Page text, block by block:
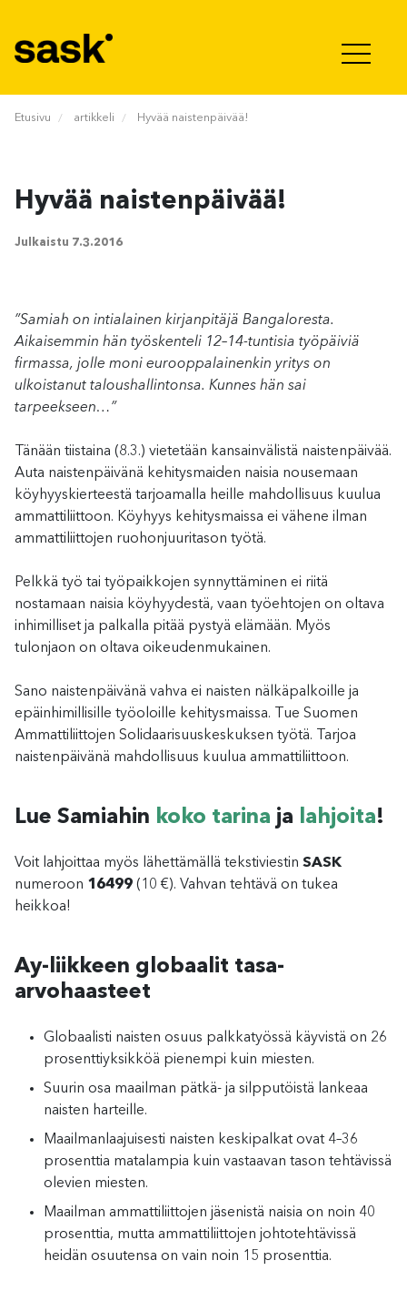
Etusivu artikkeli Hyvää naistenpäivää!
Hyvää naistenpäivää!
Julkaistu 7.3.2016
”Samiah on intialainen kirjanpitäjä Bangaloresta.
Aikaisemmin hän työskenteli 12–14-tuntisia työpäiviä
firmassa, jolle moni eurooppalainenkin yritys on
ulkoistanut taloushallintonsa. Kunnes hän sai
tarpeekseen…”
Tänään tiistaina (8.3.) vietetään kansainvälistä naistenpäivää.
Auta naistenpäivänä kehitysmaiden naisia nousemaan
köyhyyskierteestä tarjoamalla heille mahdollisuus kuulua
ammattiliittoon. Köyhyys kehitysmaissa ei vähene ilman
ammattiliittojen ruohonjuuritason työtä.
Pelkkä työ tai työpaikkojen synnyttäminen ei riitä
nostamaan naisia köyhyydestä, vaan työehtojen on oltava
inhimilliset ja palkalla pitää pystyä elämään. Myös
tulonjaon on oltava oikeudenmukainen.
Sano naistenpäivänä vahva ei naisten nälkäpalkoille ja
epäinhimillisille työoloille kehitysmaissa. Tue Suomen
Ammattiliittojen Solidaarisuuskeskuksen työtä. Tarjoa
naistenpäivänä mahdollisuus kuulua ammattiliittoon.
Lue Samiahin koko tarina ja lahjoita!
Voit lahjoittaa myös lähettämällä tekstiviestin SASK
numeroon 16499 (10 €). Vahvan tehtävä on tukea
heikkoa!
Ay-liikkeen globaalit tasa-
arvohaasteet
Globaalisti naisten osuus palkkatyössä käyvistä on 26
prosenttiyksikköä pienempi kuin miesten.
Suurin osa maailman pätkä- ja silpputöistä lankeaa
naisten harteille.
Maailmanlaajuisesti naisten keskipalkat ovat 4–36
prosenttia matalampia kuin vastaavan tason tehtävissä
olevien miesten.
Maailman ammattiliittojen jäsenistä naisia on noin 40
prosenttia, mutta ammattiliittojen johtotehtävissä
heidän osuutensa on vain noin 15 prosenttia.